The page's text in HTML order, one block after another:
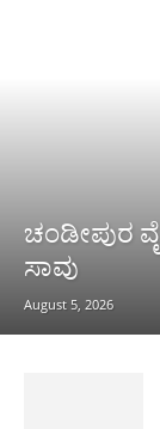
ಚಂಡೀಪುರ
ಸಾವು
August 5, 2026